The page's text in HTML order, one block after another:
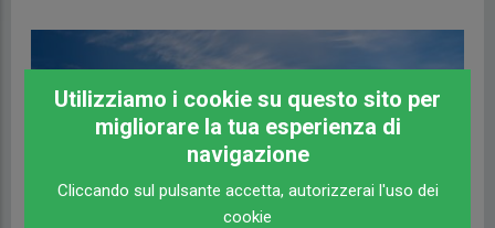
Utilizziamo i cookie su questo sito per
migliorare la tua esperienza di
navigazione
Cliccando sul pulsante accetta, autorizzerai l'uso dei
cookie